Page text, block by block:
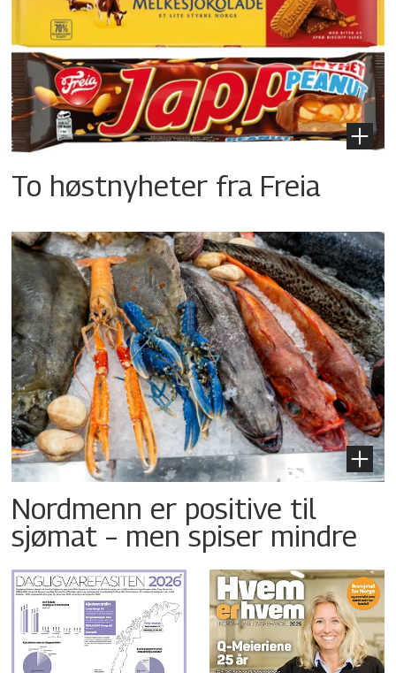
To høstnyheter fra Freia
Nordmenn er positive til
sjømat – men spiser mindre